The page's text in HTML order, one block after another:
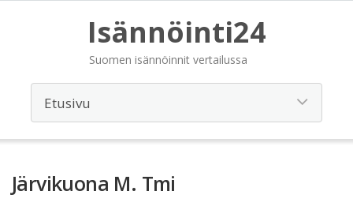
Isännöinti24
Suomen isännöinnit vertailussa
Järvikuona M. Tmi